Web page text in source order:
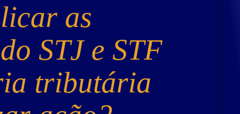
as
STJ e STF
tributária